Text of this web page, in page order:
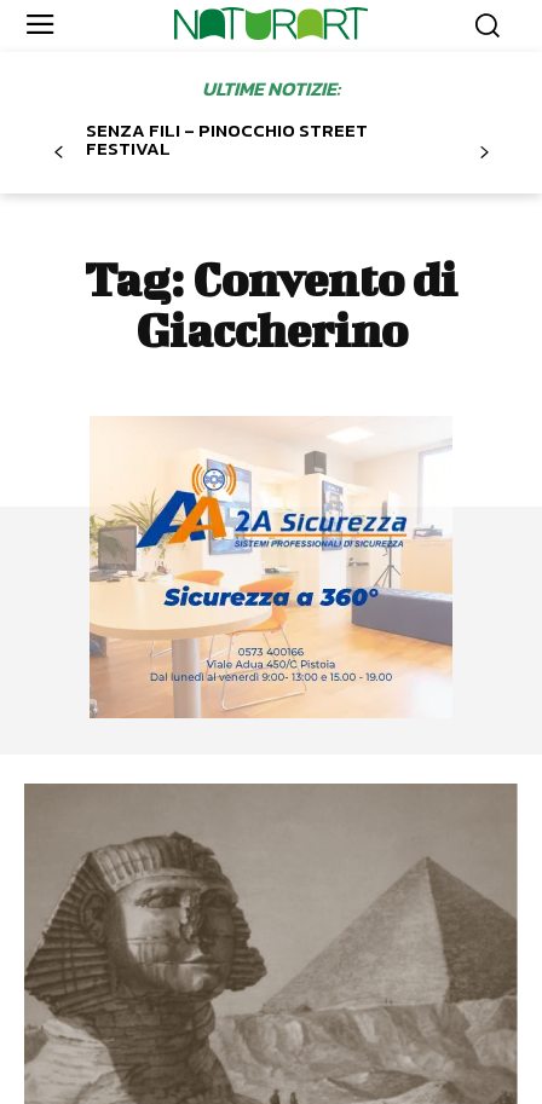
ULTIME NOTIZIE:
SENZA FILI – PINOCCHIO STREET
FESTIVAL
Tag: Convento di
Giaccherino